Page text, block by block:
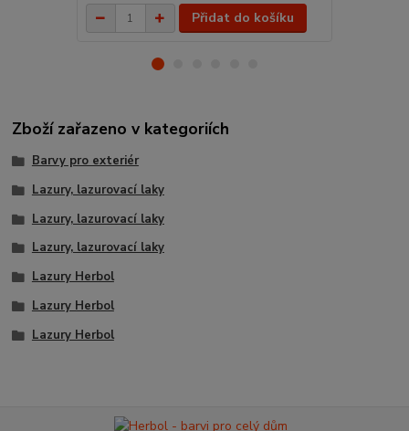
Přidat do košíku
Zboží zařazeno v kategoriích
Barvy pro exteriér
Lazury, lazurovací laky
Lazury, lazurovací laky
Lazury, lazurovací laky
Lazury Herbol
Lazury Herbol
Lazury Herbol